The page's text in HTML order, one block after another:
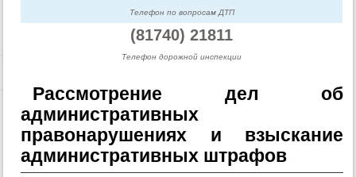
Телефон по вопросам ДТП
(81740) 21811
Телефон дорожной инспекции
Рассмотрение дел об
административных
правонарушениях и взыскание
административных штрафов